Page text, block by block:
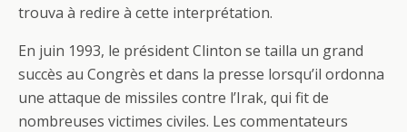
trouva à redire à cette interprétation.
En juin 1993, le président Clinton se tailla un grand
succès au Congrès et dans la presse lorsqu’il ordonna
une attaque de missiles contre l’Irak, qui fit de
nombreuses victimes civiles. Les commentateurs